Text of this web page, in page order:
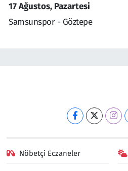
17 Ağustos, Pazartesi
Samsunspor - Göztepe
Nöbetçi Eczaneler